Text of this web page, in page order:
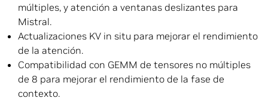
múltiples, y atención a ventanas deslizantes para
Mistral.
Actualizaciones KV in situ para mejorar el rendimiento
de la atención.
Compatibilidad con GEMM de tensores no múltiples
de 8 para mejorar el rendimiento de la fase de
contexto.